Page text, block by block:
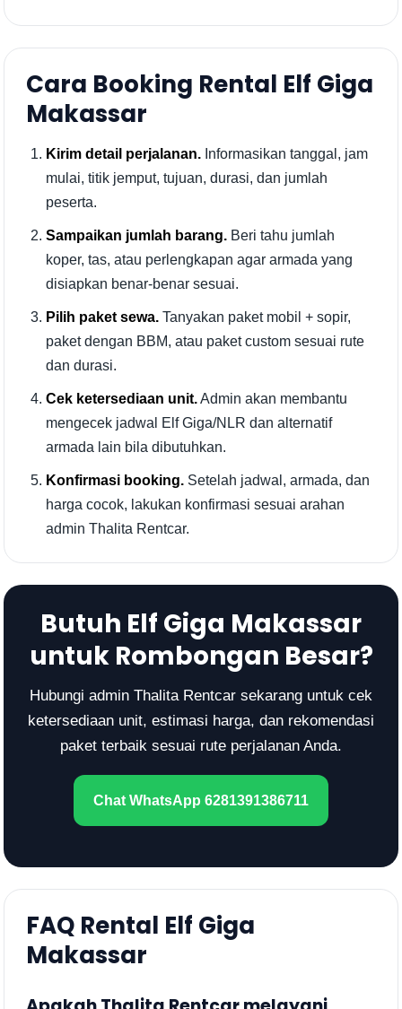
Cara Booking Rental Elf Giga
Makassar
Kirim detail perjalanan. Informasikan tanggal, jam
mulai, titik jemput, tujuan, durasi, dan jumlah
peserta.
Sampaikan jumlah barang. Beri tahu jumlah
koper, tas, atau perlengkapan agar armada yang
disiapkan benar-benar sesuai.
Pilih paket sewa. Tanyakan paket mobil + sopir,
paket dengan BBM, atau paket custom sesuai rute
dan durasi.
Cek ketersediaan unit.Admin akan membantu
mengecek jadwal Elf Giga/NLR dan alternatif
armada lain bila dibutuhkan.
Konfirmasi booking. Setelah jadwal, armada, dan
harga cocok, lakukan konfirmasi sesuai arahan
admin Thalita Rentcar.
Butuh Elf Giga Makassar
untuk Rombongan Besar?
Hubungi admin Thalita Rentcar sekarang untuk cek
ketersediaan unit, estimasi harga, dan rekomendasi
paket terbaik sesuai rute perjalanan Anda.
Chat WhatsApp 6281391386711
FAQ Rental Elf Giga
Makassar